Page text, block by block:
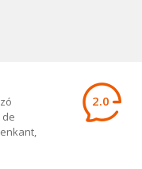
de
2.0